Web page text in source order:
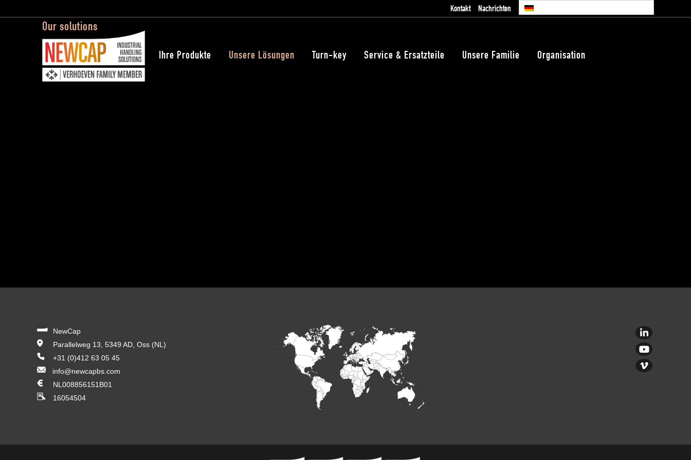
Kontakt Nachrichten
Ihre Produkte Unsere Lösungen Turn-key Service & Ersatzteile Unsere Familie Organisation
Our solutions
NewCap
Parallelweg 13, 5349 AD, Oss (NL)
+31 (0)412 63 05 45
info@newcapbs.com
NL008856151B01
16054504